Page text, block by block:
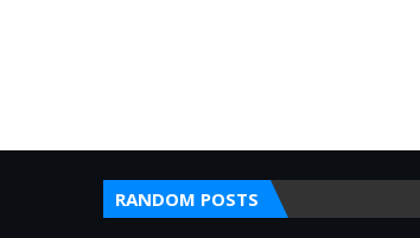
RANDOM POSTS